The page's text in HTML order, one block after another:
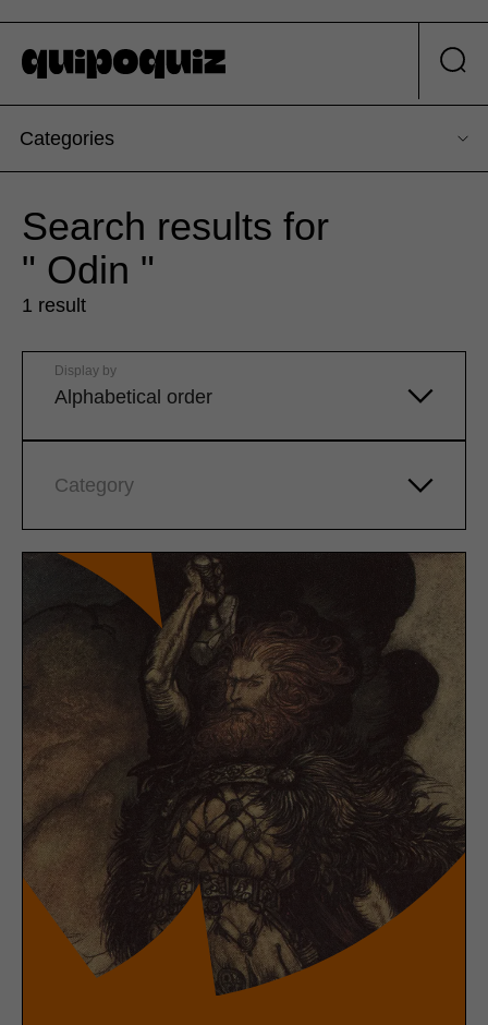
Categories
Search results for
" Odin "
1 result
Alphabetical order
Display by
Category